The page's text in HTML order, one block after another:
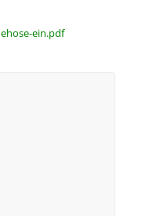
ein.pdf